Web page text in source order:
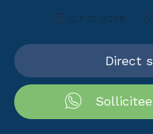
07-01 2026
Direct